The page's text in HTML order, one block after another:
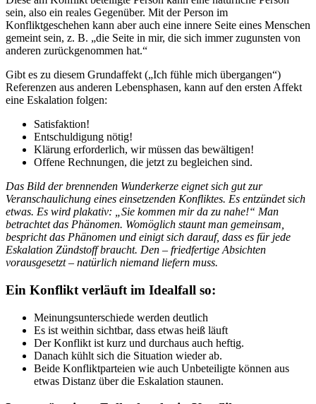
sein, also ein reales Gegenüber. Mit der Person im
Konfliktgeschehen kann aber auch eine innere Seite eines Menschen
gemeint sein, z. B. „die Seite in mir, die sich immer zugunsten von
anderen zurückgenommen hat.“
Gibt es zu diesem Grundaffekt („Ich fühle mich übergangen“)
Referenzen aus anderen Lebensphasen, kann auf den ersten Affekt
eine Eskalation folgen:
Satisfaktion!
Entschuldigung nötig!
Klärung erforderlich, wir müssen das bewältigen!
Offene Rechnungen, die jetzt zu begleichen sind.
Das Bild der brennenden Wunderkerze eignet sich gut zur
Veranschaulichung eines einsetzenden Konfliktes. Es entzündet sich
etwas. Es wird plakativ: „Sie kommen mir da zu nahe!“ Man
betrachtet das Phänomen. Womöglich staunt man gemeinsam,
bespricht das Phänomen und einigt sich darauf, dass es für jede
Eskalation Zündstoff braucht. Den – friedfertige Absichten
vorausgesetzt – natürlich niemand liefern muss.
Ein Konflikt verläuft im Idealfall so:
Meinungsunterschiede werden deutlich
Es ist weithin sichtbar, dass etwas heiß läuft
Der Konflikt ist kurz und durchaus auch heftig.
Danach kühlt sich die Situation wieder ab.
Beide Konfliktparteien wie auch Unbeteiligte können aus
etwas Distanz über die Eskalation staunen.